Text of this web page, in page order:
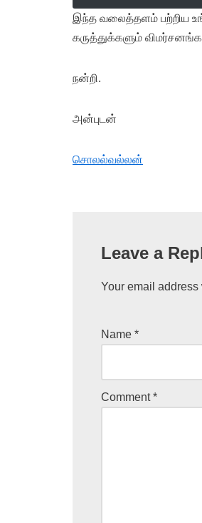
இந்த வலைத்தளம்
கருத்துக்களும்
நன்றி.
அன்புடன்
சொலல்வல்லன்
Leave a
Your email
Name *
Comment*